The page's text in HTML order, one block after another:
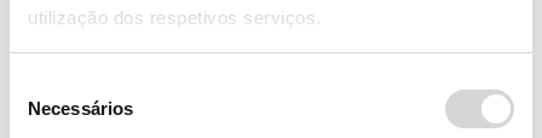
utilização dos respetivos serviços.
Necessários